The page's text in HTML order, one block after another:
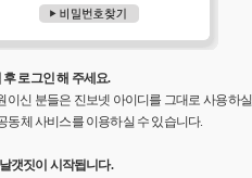
로그인 해 주세요.
신 분들은 진보넷 아이디를 그대로 사용하실
동체 사비스를 이용하실 수 있습니다.
갯짓이 시작됩니다.